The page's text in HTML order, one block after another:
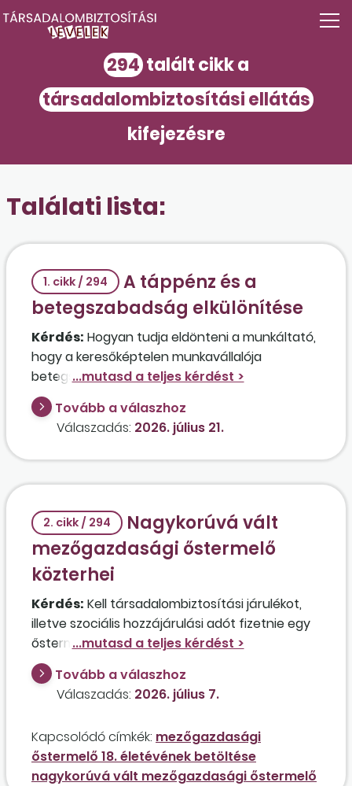
294talált cikk a
társadalombiztosítási ellátás
kifejezésre
Találati lista:
1. cikk / 294
A táppénz és a
betegszabadság elkülönítése
Kérdés: Hogyan tudja eldönteni a munkáltató,
hogy a keresőképtelen munkavállalója
betegszabadságra vagy táppénzre jogosult?
Mi a különbség a két ellátás között?
Tovább a válaszhoz
Válaszadás: 2026. július 21.
2. cikk / 294
Nagykorúvá vált
mezőgazdasági őstermelő
közterhei
Kérdés: Kell társadalombiztosítási járulékot,
illetve szociális hozzájárulási adót fizetnie egy
őstermelők családi gazdasága egyik tagjának,
aki 2026. június hóban betöltötte a 18. életévét,
nappali tagozatos tanuló, és az előző évben
átalányadózást választva az éves bevétele 13
kötelezettsége?
Tovább a válaszhoz
Válaszadás: 2026. július 7.
Kapcsolódó címkék: mezőgazdasági
őstermelő 18. életévének betöltése
nagykorúvá vált mezőgazdasági őstermelő